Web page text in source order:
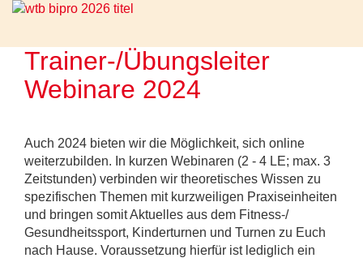
Trainer-/Übungsleiter
Webinare 2024
Auch 2024 bieten wir die Möglichkeit, sich online
weiterzubilden. In kurzen Webinaren (2 - 4 LE; max. 3
Zeitstunden) verbinden wir theoretisches Wissen zu
spezifischen Themen mit kurzweiligen Praxiseinheiten
und bringen somit Aktuelles aus dem Fitness-/
Gesundheitssport, Kinderturnen und Turnen zu Euch
nach Hause. Voraussetzung hierfür ist lediglich ein